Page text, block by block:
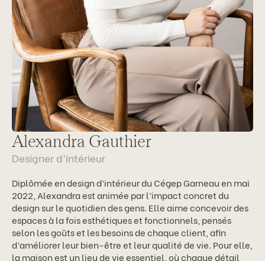
Alexandra Gauthier
Designer d’intérieur
Diplômée en design d’intérieur du Cégep Garneau en mai
2022, Alexandra est animée par l’impact concret du
design sur le quotidien des gens. Elle aime concevoir des
espaces à la fois esthétiques et fonctionnels, pensés
selon les goûts et les besoins de chaque client, afin
d’améliorer leur bien-être et leur qualité de vie. Pour elle,
la maison est un lieu de vie essentiel, où chaque détail